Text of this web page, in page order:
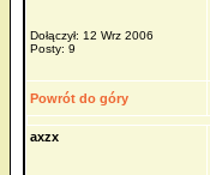
Dołączył: 12 Wrz 2006
Posty: 9
Powrót do góry
axzx